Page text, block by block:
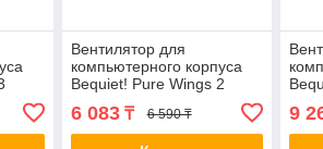
Вентилятор для
компьютерного корпуса
Bequiet! Pure Wings 2
140mm 2-008243 BL047
6 083₸ 6 590 ₸ 9